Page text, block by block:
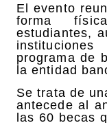
El evento
forma
estudiantes,
programa de
la entidad
Se trata de
antecede al
las 60 becas